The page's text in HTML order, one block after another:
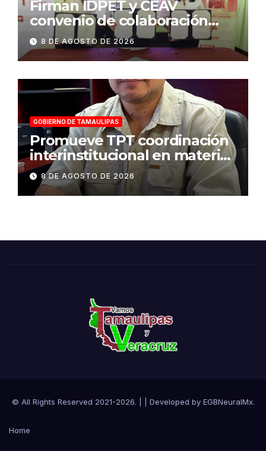
Firman IDPET y CEAV
convenio de colaboración
para fortalecer la atención a
víctimas y la defensa jurídica
en Tamaulipas
8 DE AGOSTO DE 2026
GOBIERNO DE TAMAULIPAS
Promueve TPT coordinación
interinstitucional en materia
de transparencia y acceso a
la información pública
8 DE AGOSTO DE 2026
© All Rights Reserved 2021-2026. | Developed by EGBNeuralMx.
Home